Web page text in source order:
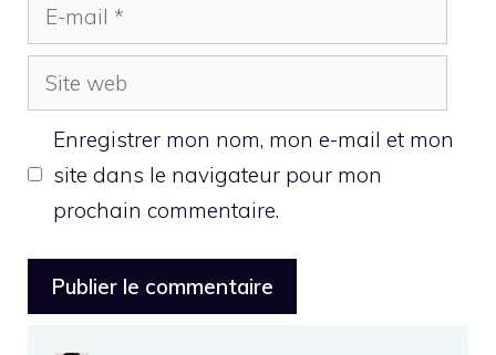
mail
Site
web
Enregistrer mon nom, mon e-mail et mon
site dans le navigateur pour mon
prochain commentaire.